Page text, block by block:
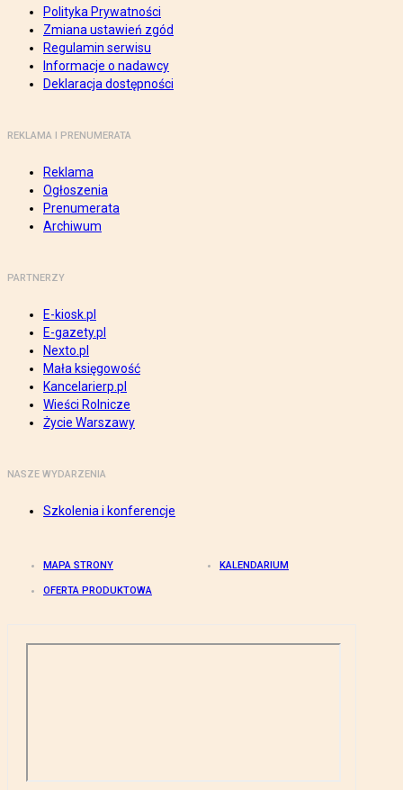
Polityka Prywatności
Zmiana ustawień zgód
Regulamin serwisu
Informacje o nadawcy
Deklaracja dostępności
REKLAMA I PRENUMERATA
Reklama
Ogłoszenia
Prenumerata
Archiwum
PARTNERZY
E-kiosk.pl
E-gazety.pl
Nexto.pl
Mała księgowość
Kancelarierp.pl
Wieści Rolnicze
Życie Warszawy
NASZE WYDARZENIA
Szkolenia i konferencje
MAPA STRONY KALENDARIUM
OFERTA PRODUKTOWA